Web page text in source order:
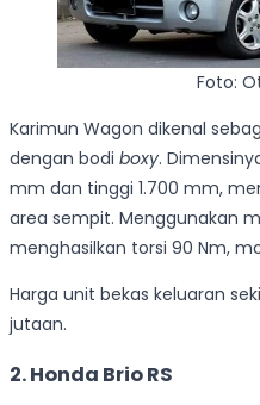
Foto:
Karimun Wagon dikenal
dengan bodi boxy.
mm dan tinggi 1.700 mm,
area sempit. Menggunakan
menghasilkan torsi 90 Nm,
Harga unit bekas keluaran
jutaan.
2. Honda Brio RS